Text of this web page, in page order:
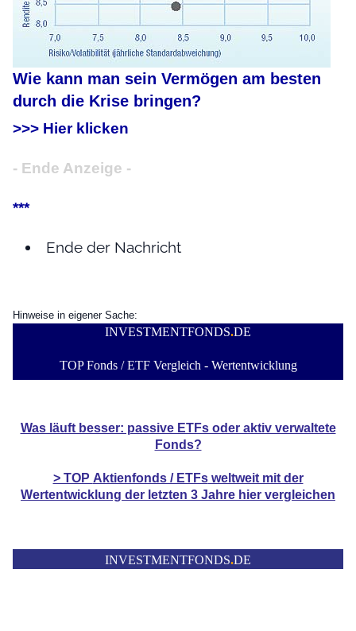
Wie kann man sein Vermögen am besten
durch die Krise bringen?
>>> Hier klicken
- Ende Anzeige -
***
Ende der Nachricht
Hinweise in eigener Sache:
INVESTMENTFONDS.DE
TOP Fonds / ETF Vergleich - Wertentwicklung
Was läuft besser: passive ETFs oder aktiv verwaltete
Fonds?
> TOP Aktienfonds / ETFsweltweit mit der
Wertentwicklung der letzten 3 Jahre hier vergleichen
INVESTMENTFONDS.DE